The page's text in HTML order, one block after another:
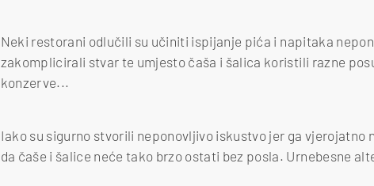
Neki restorani odlučili su učiniti ispijanje pića i napitaka
zakomplicirali stvar te umjesto čaša i šalica koristili razne
konzerve...
Iako su sigurno stvorili neponovljivo iskustvo jer ga vjerojatno
da čaše i šalice neće tako brzo ostati bez posla. Urnebesne